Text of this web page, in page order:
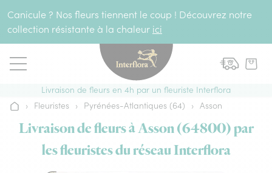
Canicule ? Nos fleurs tiennent le coup ! Découvrez notre
collection résistante à la chaleur ici
Livraison de fleurs en 4h par un fleuriste Interflora
Accueil
› Fleuristes › Pyrénées-Atlantiques (64) › Asson
Livraison de fleurs à Asson (64800) par
les fleuristes du réseau Interflora